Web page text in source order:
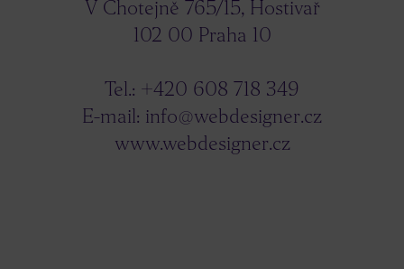
V Chotejně 765/15, Hostivař
102 00 Praha 10
Tel.: +420 608 718 349
E-mail: info@webdesigner.cz
www.webdesigner.cz